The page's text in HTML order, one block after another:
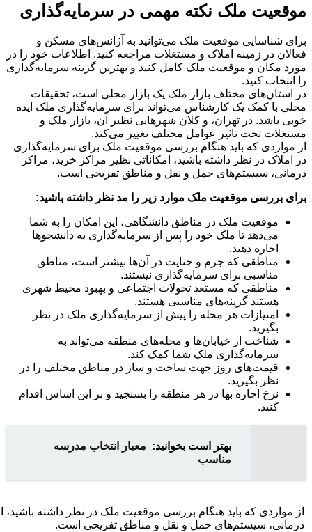
موقعیت ملک نکته مهمی در سرمایه‌گذاری
برای شناسایی موقعیت ملک می‌توانید به آژانس‌های مسکن و
فعالان در زمینه املاک و مستغلات مراجعه کنید. اطلاعات خود را در
مورد مکان و موقعیت ملک کامل کنید و بهترین گزینه سرمایه‌گذاری
را انتخاب کنید.
در استان‌های مختلف بازار ملک یک بازار محلی است، تحقیقات
محلی با کمک یک کارشناس می‌تواند برای سرمایه‌گذاری ملک ایده
خوبی باشد. در تهران، و کلان شهرهایی نظیر آن، بازار ملک و
مستغلات تحت تاثیر عوامل مختلف تغییر می‌کند.
از مواردی که باید هنگام بررسی موقعیت ملک برای سرمایه‌گذاری
در املاک در نظر داشته باشید، امکاناتی نظیر مراکز خرید، مراکز
درمانی، سیستم‌های حمل و نقل و مناطق تفریحی است.
برای بررسی موقعیت ملک موارد زیر را مد نظر داشته باشید:
موقعیت ملک در مناطق دانشگاهی، این امکان را به شما
می‌دهد تا ملک خود را پس از سرمایه‌گذاری به دانشجو‌ها
اجاره دهید.
مناطقی که جرم و جنایت در آن‌ها بیشتر است، مناطق
مناسبی برای سرمایه‌گذاری نیستند.
مناطقی که مستعد تحولات اجتماعی و بهبود محیط شهری
هستند گزینه‌های مناسبی هستند.
امتیازات هر محله را پیش از سرمایه‌گذاری ملک در نظر
بگیرید.
شناخت از خیابان‌ها و محله‌های منطقه می‌تواند به
سرمایه‌گذاری ملک شما کمک کند.
قیمت‌های روز جهت ساخت و ساز در مناطق مختلف را در
نظر بگیرید.
نرخ اجاره بها در هر منطقه را بسنجید و بر این اساس اقدام
کنید.
بهتر است بخوانید: معیار انتخاب مدرسه
مناسب
از مواردی که باید هنگام بررسی موقعیت ملک در نظر داشته باشید،
درمانی، سیستم‌های حمل و نقل و مناطق تفریحی است.